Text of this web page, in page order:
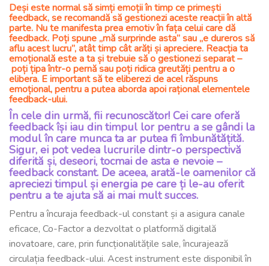
Deși este normal să simți emoții în timp ce primești
feedback, se recomandă să gestionezi aceste reacții în altă
parte. Nu te manifesta prea emotiv în fața celui care dă
feedback. Poți spune „mă surprinde asta” sau „e dureros să
aflu acest lucru”, atât timp cât arăți și apreciere. Reacția ta
emoțională este a ta și trebuie să o gestionezi separat –
poți țipa într-o pernă sau poți ridica greutăți pentru a o
elibera. E important să te eliberezi de acel răspuns
emoțional, pentru a putea aborda apoi rațional elementele
feedback-ului.
În cele din urmă, fii recunoscător! Cei care oferă
feedback își iau din timpul lor pentru a se gândi la
modul în care munca ta ar putea fi îmbunătățită.
Sigur, ei pot vedea lucrurile dintr-o perspectivă
diferită și, deseori, tocmai de asta e nevoie –
feedback constant. De aceea, arată-le oamenilor că
apreciezi timpul și energia pe care ți le-au oferit
pentru a te ajuta să ai mai mult succes.
Pentru a încuraja feedback-ul constant și a asigura canale
eficace, Co-Factor a dezvoltat o platformă digitală
inovatoare, care, prin funcționalitățile sale, încurajează
circulația feedback-ului. Acest instrument este disponibil în